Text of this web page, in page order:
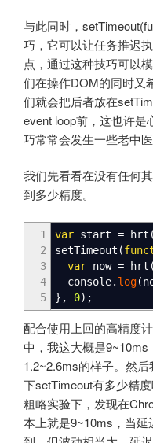
与此同时，
巧，它可以让任务推迟
点，通过这种技巧可以
们在操作DOM的同时又
们就会把后者放在
event loop前，这也许
巧常常会发生一些老中
我们先看看在没有任何
到多少精度。
1
2
3
4
5
var start = hrt (
setTimeout (
var now = hrt (
console. log(
} , 0) ;
配合使用上回的高精度
中，我这大概是9~10ms
1.2~2.6ms的样子。然
下setTimeout有多少精度
粗略实验下，发现在
本上就是9~10ms，当